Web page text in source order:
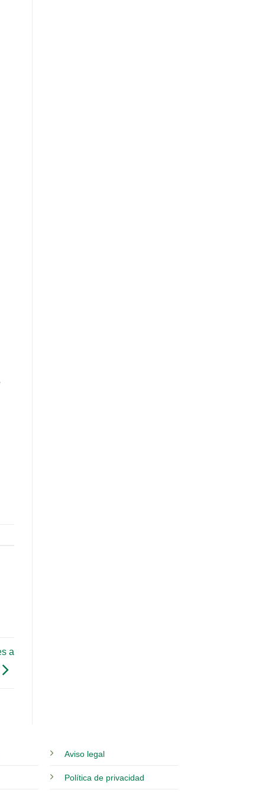
a
Aviso legal
Política de privacidad